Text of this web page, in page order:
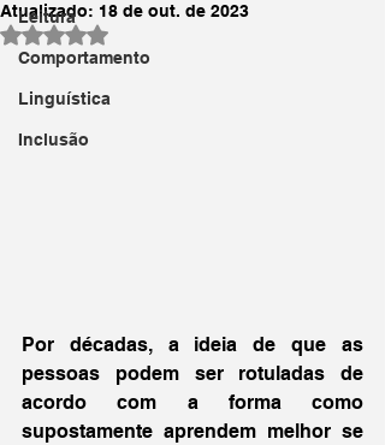
Leitura
Comportamento
Linguística
Inclusão
Atualizado: 18 de out. de 2023
Avaliado com NaN de 5 estrelas.
Por décadas, a ideia de que as
pessoas podem ser rotuladas de
acordo com a forma como
supostamente aprendem melhor se